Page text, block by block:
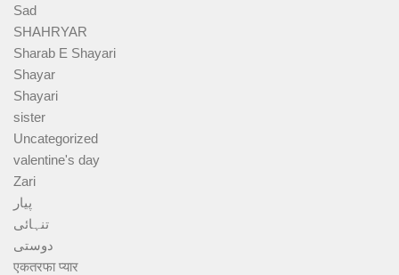
Sad
SHAHRYAR
Sharab E Shayari
Shayar
Shayari
sister
Uncategorized
valentine's day
Zari
پیار
تنہائی
دوستی
एकतरफा प्यार